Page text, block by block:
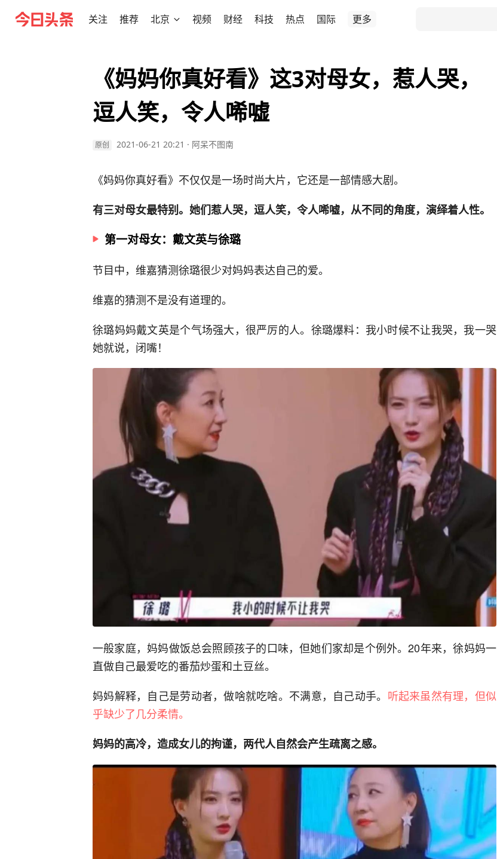
关注 推荐 北京 视频 财经 科技 热点 国际 更多
《妈妈你真好看》这3对母女，惹人哭，
逗人笑，令人唏嘘
原创 2021-06-21 20:21 · 阿呆不图南
《妈妈你真好看》不仅仅是一场时尚大片，它还是一部情感大剧。
有三对母女最特别。她们惹人哭，逗人笑，令人唏嘘，从不同的角度，演绎着人性。
第一对母女：戴文英与徐璐
节目中，维嘉猜测徐璐很少对妈妈表达自己的爱。
维嘉的猜测不是没有道理的。
徐璐妈妈戴文英是个气场强大，很严厉的人。徐璐爆料：我小时候不让我哭，我一哭
她就说，闭嘴！
一般家庭，妈妈做饭总会照顾孩子的口味，但她们家却是个例外。20年来，徐妈妈一
直做自己最爱吃的番茄炒蛋和土豆丝。
妈妈解释，自己是劳动者，做啥就吃啥。不满意，自己动手。 听起来虽然有理，但似
乎缺少了几分柔情。
妈妈的高冷，造成女儿的拘谨，两代人自然会产生疏离之感。